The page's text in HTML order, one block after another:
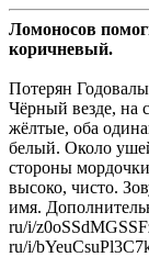
Ломоносов
коричневый.
Потерян
Чёрный везде, на
жёлтые, оба
белый. Около
стороны
высоко, чисто.
имя.
ru/i/
ru/i/